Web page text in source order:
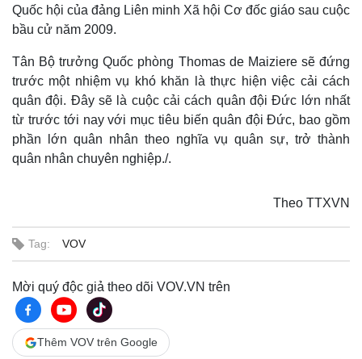
Quốc hội của đảng Liên minh Xã hội Cơ đốc giáo sau cuộc
bầu cử năm 2009.
Tân Bộ trưởng Quốc phòng Thomas de Maiziere sẽ đứng
trước một nhiệm vụ khó khăn là thực hiện việc cải cách
quân đội. Đây sẽ là cuộc cải cách quân đội Đức lớn nhất
từ trước tới nay với mục tiêu biến quân đội Đức, bao gồm
phần lớn quân nhân theo nghĩa vụ quân sự, trở thành
quân nhân chuyên nghiệp./.
Theo TTXVN
Tag: VOV
Mời quý độc giả theo dõi VOV.VN trên
Thêm VOV trên Google